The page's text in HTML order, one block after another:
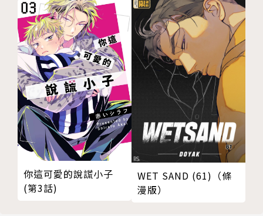
你這可愛的說謊小子
(第3話)
WET SAND (61)（條
漫版）